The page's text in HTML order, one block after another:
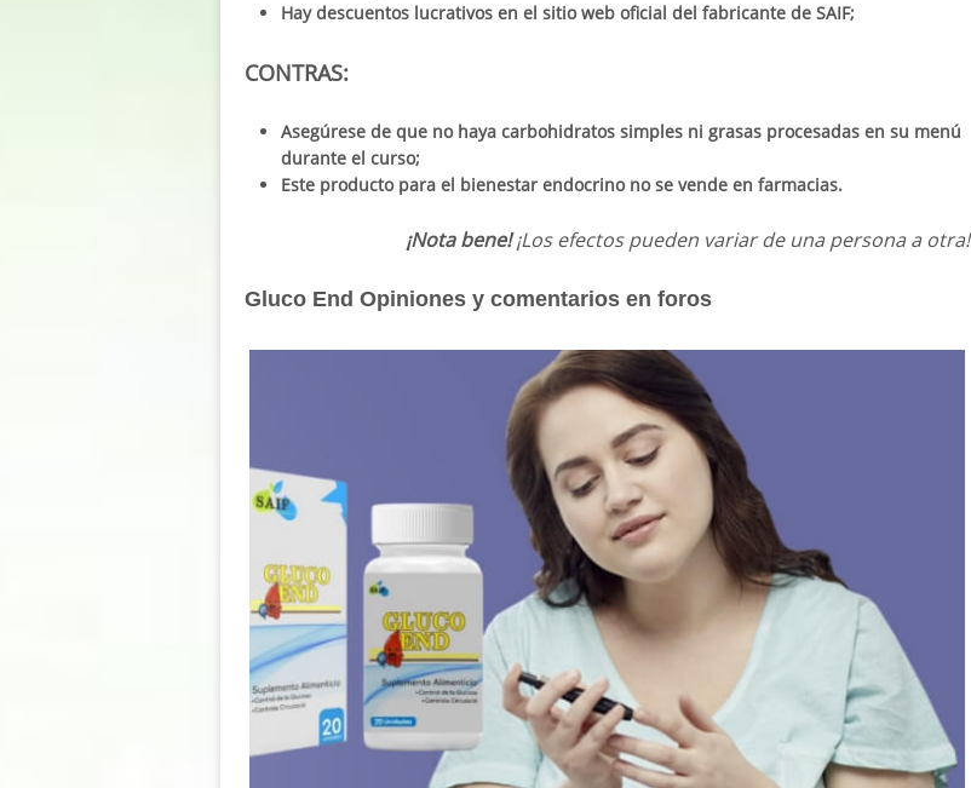
Hay descuentos lucrativos en el sitio web oficial del fabricante de SAIF;
CONTRAS:
Asegúrese de que no haya carbohidratos simples ni grasas procesadas en su menú
durante el curso;
Este producto para el bienestar endocrino no se vende en farmacias.
¡Nota bene!¡Los efectos pueden variar de una persona a otra!
Gluco End Opiniones y comentarios en foros